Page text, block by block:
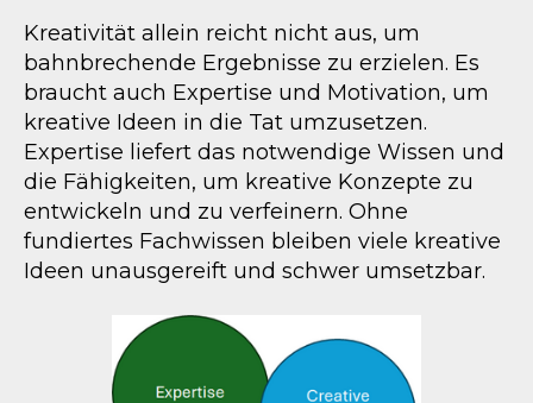
Kreativität allein reicht nicht aus, um
bahnbrechende Ergebnisse zu erzielen. Es
braucht auch Expertise und Motivation, um
kreative Ideen in die Tat umzusetzen.
Expertise liefert das notwendige Wissen und
die Fähigkeiten, um kreative Konzepte zu
entwickeln und zu verfeinern. Ohne
fundiertes Fachwissen bleiben viele kreative
Ideen unausgereift und schwer umsetzbar.